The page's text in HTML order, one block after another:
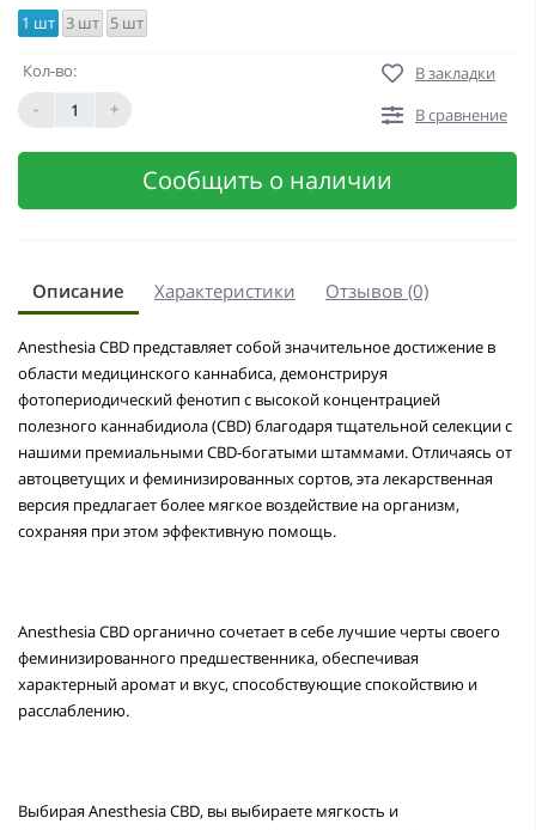
1 шт 3 шт 5 шт
Кол-во:
-
+
В закладки
В сравнение
Сообщить о наличии
Описание Характеристики Отзывов (0)
Anesthesia CBD представляет собой значительное достижение в
области медицинского каннабиса, демонстрируя
фотопериодический фенотип с высокой концентрацией
полезного каннабидиола (CBD) благодаря тщательной селекции с
нашими премиальными CBD-богатыми штаммами. Отличаясь от
автоцветущих и феминизированных сортов, эта лекарственная
версия предлагает более мягкое воздействие на организм,
сохраняя при этом эффективную помощь.
Anesthesia CBD органично сочетает в себе лучшие черты своего
феминизированного предшественника, обеспечивая
характерный аромат и вкус, способствующие спокойствию и
расслаблению.
Выбирая Anesthesia CBD, вы выбираете мягкость и